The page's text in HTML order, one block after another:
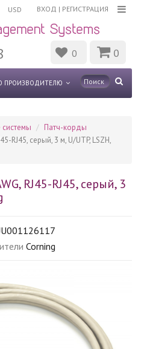
ВХОД | РЕГИСТРАЦИЯ
USD
0 0
ПРОИЗВОДИТЕЛЮ
Патч-корды
RJ45, серый, 3 м, U/UTP, LSZH,
RJ45-RJ45, серый, 3
Corning